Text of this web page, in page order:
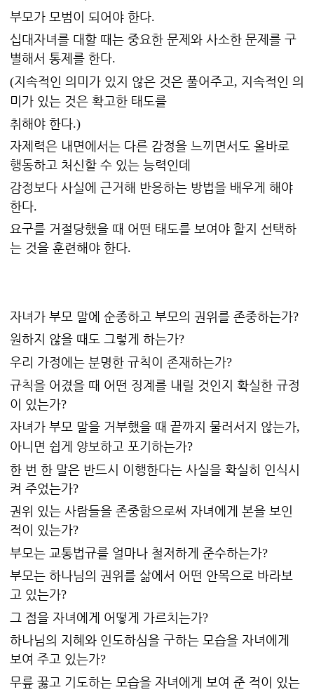
부모가 모범이 되어야 한다.
십대자녀를 대할 때는 중요한 문제와 사소한 문제를 구
별해서 통제를 한다.
(지속적인 의미가 있지 않은 것은 풀어주고 , 지속적인 의
미가 있는 것은 확고한 태도를
취해야 한다.)
자제력은 내면에서는 다른 감정을 느끼면서도 올바로
행동하고 처신할 수 있는 능력인데
감정보다 사실에 근거해 반응하는 방법을 배우게 해야
한다.
요구를 거절당했을 때 어떤 태도를 보여야 할지 선택하
는 것을 훈련해야 한다.
자녀가 부모 말에 순종하고 부모의 권위를 존중하는가?
원하지 않을 때도 그렇게 하는가?
우리 가정에는 분명한 규칙이 존재하는가?
규칙을 어겼을 때 어떤 징계를 내릴 것인지 확실한 규정
이 있는가?
자녀가 부모 말을 거부했을 때 끝까지 물러서지 않는가,
아니면 쉽게 양보하고 포기하는가?
한 번 한 말은 반드시 이행한다는 사실을 확실히 인식시
켜 주었는가?
권위 있는 사람들을 존중함으로써 자녀에게 본을 보인
적이 있는가?
부모는 교통법규를 얼마나 철저하게 준수하는가?
부모는 하나님의 권위를 삶에서 어떤 안목으로 바라보
고 있는가?
그 점을 자녀에게 어떻게 가르치는가?
하나님의 지혜와 인도하심을 구하는 모습을 자녀에게
보여 주고 있는가?
무릎 꿇고 기도하는 모습을 자녀에게 보여 준 적이 있는